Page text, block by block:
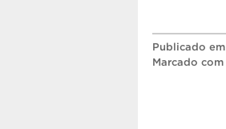
Publicado em
Marcado